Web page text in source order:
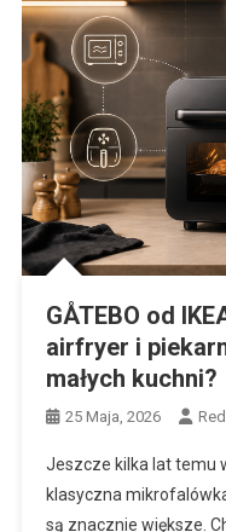
GÅTEBO od
airfryer i
małych kuchni?
25 Maja, 2026
Jeszcze kilka lat temu
klasyczna
są znacznie większe.